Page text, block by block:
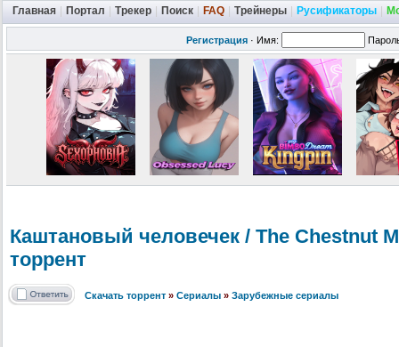
Главная Портал Трекер Поиск FAQ Трейнеры Русификаторы
Регистрация · Имя:
Каштановый человечек / The Chestnut
торрент
Скачать торрент » Сериалы » Зарубежные сериалы